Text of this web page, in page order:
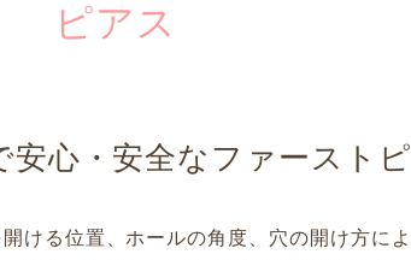
ピアス
心・安全なファーストピ
ける位置、ホールの角度、穴の開け方に